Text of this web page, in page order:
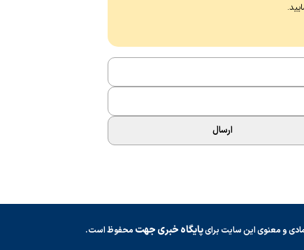
ارسال
و معنوی این سایت برایپایگاه خبری جهت محفوظ است.